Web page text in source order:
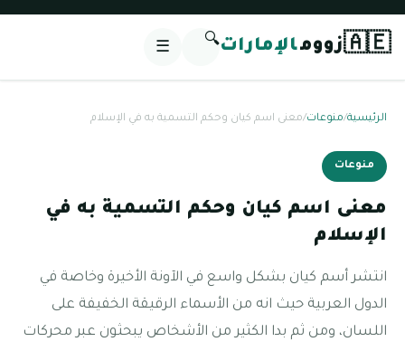
🇦🇪زوومالإمارات🔍
☰
الرئيسية/منوعات/معنى اسم كيان وحكم التسمية به في الإسلام
منوعات
معنى اسم كيان وحكم التسمية به في
الإسلام
انتشر أسم كيان بشكل واسع في الآونة الأخيرة وخاصة في
الدول العربية حيث انه من الأسماء الرقيقة الخفيفة على
اللسان، ومن ثم بدا الكثير من الأشخاص يبحثون عبر محركات